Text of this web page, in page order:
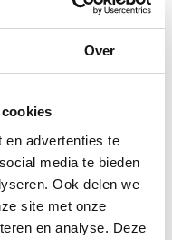
Over
en advertenties te
media te bieden
Ook delen we
site met onze
en analyse. Deze
purschuim FM330
voorraad